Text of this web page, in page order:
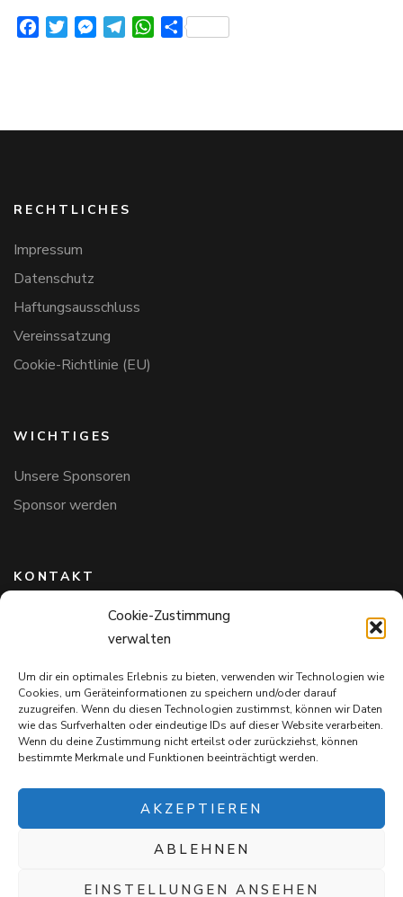
Cookie-Zustimmung
verwalten
Um dir ein optimales Erlebnis zu bieten, verwenden wir Technologien wie
Cookies, um Geräteinformationen zu speichern und/oder darauf
zuzugreifen. Wenn du diesen Technologien zustimmst, können wir Daten
wie das Surfverhalten oder eindeutige IDs auf dieser Website verarbeiten.
Wenn du deine Zustimmung nicht erteilst oder zurückziehst, können
bestimmte Merkmale und Funktionen beeinträchtigt werden.
AKZEPTIEREN
ABLEHNEN
EINSTELLUNGEN ANSEHEN
FacebookTwitterMessenger
TelegramWhatsApp
Teilen
RECHTLICHES
Impressum
Datenschutz
Haftungsausschluss
Vereinssatzung
Cookie-Richtlinie (EU)
WICHTIGES
Unsere Sponsoren
Sponsor werden
KONTAKT
Hundefreunde in Bayern e.V.
Markus Willi Ebert
97711 Maßbach
+49 172 85 64 937
Hundefreundeinbayern@web.de
Hundefreunde in Bayern e.V. – und verwöhnt eure Fellnasen!